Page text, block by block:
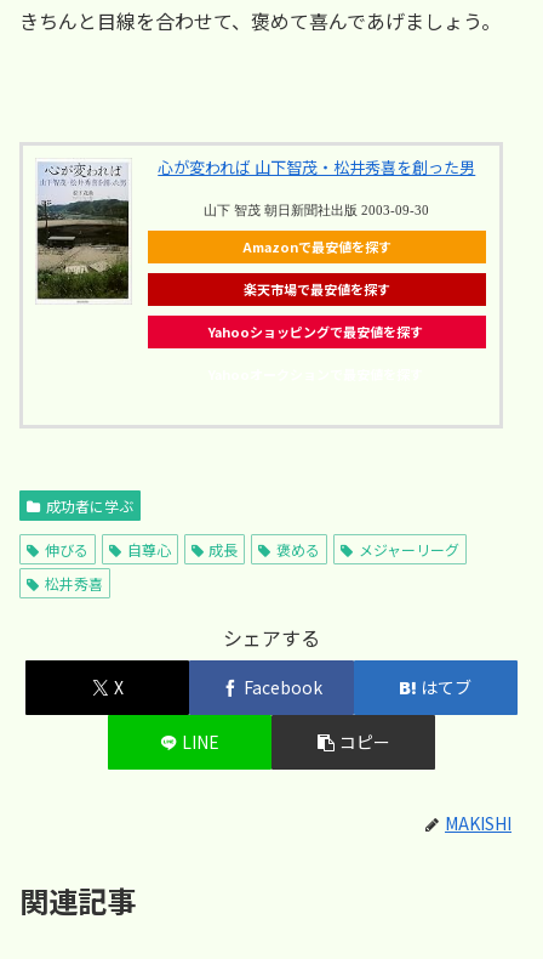
きちんと目線を合わせて、褒めて喜んであげましょう。
心が変われば 山下智茂・松井秀喜を創った男
山下 智茂 朝日新聞社出版 2003-09-30
Amazonで最安値を探す
楽天市場で最安値を探す
Yahooショッピングで最安値を探す
成功者に学ぶ
伸びる 自尊心 成長 褒める
メジャーリーグ
松井秀喜
シェアする
X Facebook はてブ
LINE コピー
MAKISHI
関連記事